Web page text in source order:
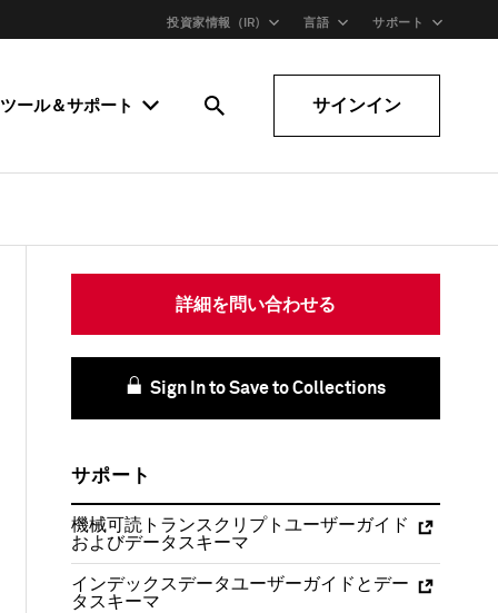
投資家情報（IR) 言語 サポート
ツール＆サポート サインイン
詳細を問い合わせる
Sign In to Save to Collections
サポート
機械可読トランスクリプトユーザーガイド
およびデータスキーマ
インデックスデータユーザーガイドとデー
タスキーマ